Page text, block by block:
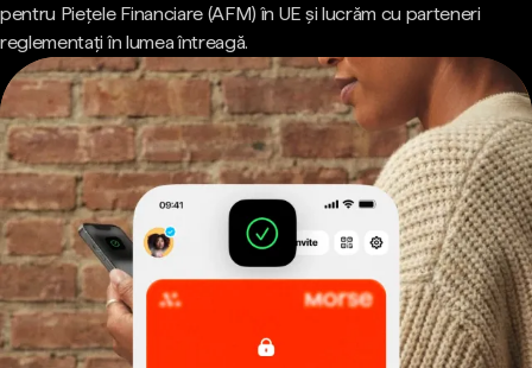
pentru Piețele Financiare (AFM) în UE și lucrăm cu parteneri
reglementați în lumea întreagă.